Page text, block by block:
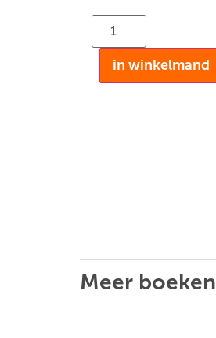
in winkelmand
Meer boeken